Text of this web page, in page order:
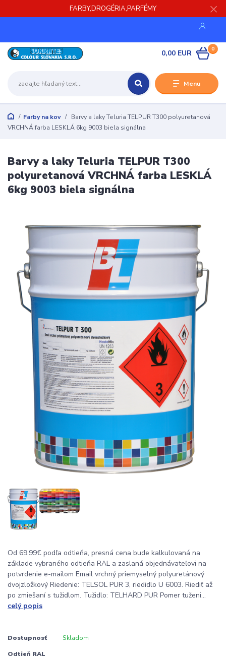
FARBY,DROGÉRIA,PARFÉMY
Menu
0
0,00 EUR
Farby na kov
Barvy a laky Teluria TELPUR T300 polyuretanová
VRCHNÁ farba LESKLÁ 6kg 9003 biela signálna
Barvy a laky Teluria TELPUR T300
polyuretanová VRCHNÁ farba LESKLÁ
6kg 9003 biela signálna
Od 69.99€ podľa odtieňa, presná cena bude kalkulovaná na
základe vybraného odtieňa RAL a zaslaná objednávateľovi na
potvrdenie e-mailom Email vrchný priemyselný polyuretánový
dvojzložkový Riedenie: TELSOL PUR 3, riedidlo U 6003. Riediť až
po zmiešaní s tužidlom. Tužidlo: TELHARD PUR Pomer tuženi...
celý popis
Dostupnosť Skladom
Odtieň RAL